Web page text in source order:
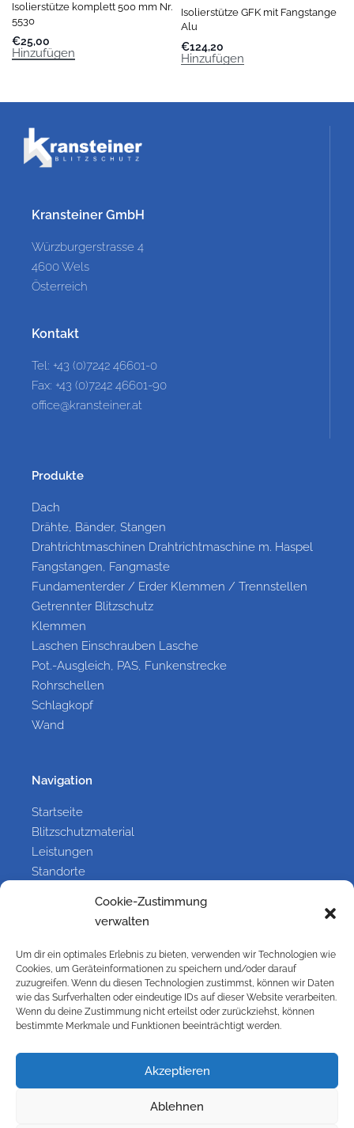
Cookie-Zustimmung
verwalten
Um dir ein optimales Erlebnis zu bieten, verwenden wir Technologien wie
Cookies, um Geräteinformationen zu speichern und/oder darauf
zuzugreifen. Wenn du diesen Technologien zustimmst, können wir Daten
wie das Surfverhalten oder eindeutige IDs auf dieser Website verarbeiten.
Wenn du deine Zustimmung nicht erteilst oder zurückziehst, können
bestimmte Merkmale und Funktionen beeinträchtigt werden.
Akzeptieren
Ablehnen
Isolierstütze komplett 500 mm Nr.
5530
€25,00
Hinzufügen
Isolierstütze GFK mit Fangstange
Alu
€124,20
Hinzufügen
Kransteiner GmbH
Würzburgerstrasse 4
4600 Wels
Österreich
Kontakt
Tel: +43 (0)7242 46601-0
Fax: +43 (0)7242 46601-90
office@kransteiner.at
Produkte
Dach
Drähte, Bänder, Stangen
Drahtrichtmaschinen Drahtrichtmaschine m. Haspel
Fangstangen, Fangmaste
Fundamenterder / Erder Klemmen / Trennstellen
Getrennter Blitzschutz
Klemmen
Laschen Einschrauben Lasche
Pot.-Ausgleich, PAS, Funkenstrecke
Rohrschellen
Schlagkopf
Wand
Navigation
Startseite
Blitzschutzmaterial
Leistungen
Standorte
Information
Kontakt
Versandbedingungen